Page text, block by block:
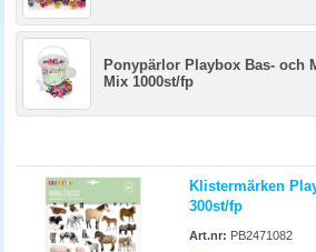
Ponypärlor Playbox Bas- och
Mix 1000st/fp
Klistermärken
300st/fp
Art.nr: PB2471082